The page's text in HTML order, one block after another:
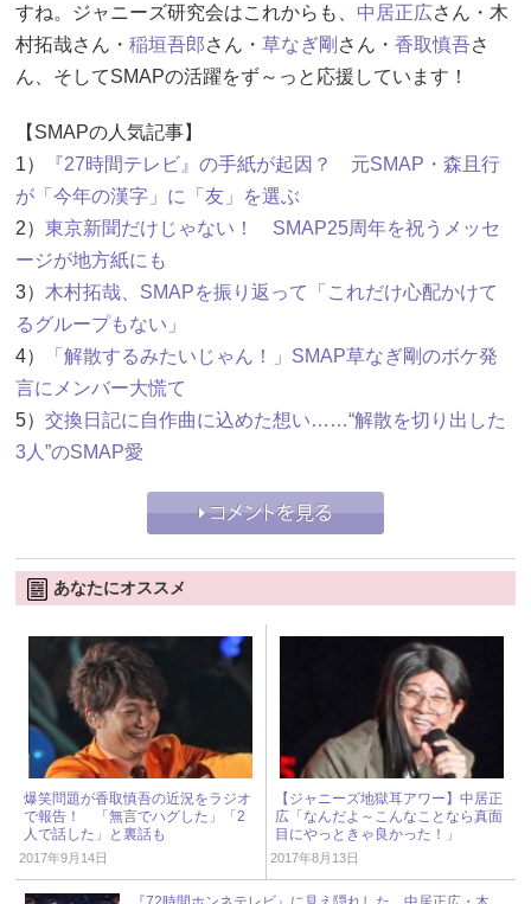
すね。ジャニーズ研究会はこれからも、 中居正広さん・木
村拓哉さん・ 稲垣吾郎さん・ 草なぎ剛 さん・ 香取慎吾さ
ん、そしてSMAPの活躍をず～っと応援しています！
【SMAPの人気記事】
1）
『27時間テレビ』の手紙が起因？ 元SMAP・森且行
が「今年の漢字」に「友」を選ぶ
2） 東京新聞だけじゃない！ SMAP25周年を祝うメッセ
ージが地方紙にも
3） 木村拓哉、SMAPを振り返って「これだけ心配かけて
るグループもない」
4）
「解散するみたいじゃん！」SMAP草なぎ剛のボケ発
言にメンバー大慌て
5） 交換日記に自作曲に込めた想い……“解散を切り出した
3人”のSMAP愛
あなたにオススメ
爆笑問題が香取慎吾の近況をラジオ
で報告！ 「無言でハグした」「2
人で話した」と裏話も
2017年9月14日
【ジャニーズ地獄耳アワー】中居正
広「なんだよ～こんなことなら真面
目にやっときゃ良かった！」
2017年8月13日